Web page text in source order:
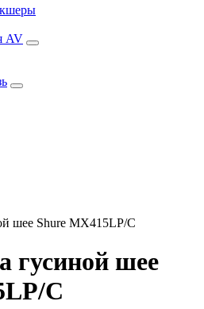
AV
шее Shure MX415LP/C
гусиной шее
C